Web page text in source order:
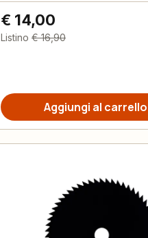
€ 14,00
Listino € 16,90
Aggiungi al carrello